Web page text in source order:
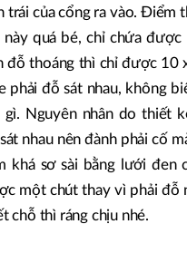
trái của cổng ra vào. Điểm
này quá bé, chỉ chứa
đỗ thoáng thì chỉ được 10
phải đỗ sát nhau, không
Nguyên nhân do thiết
nhau nên đành phải cố
khá sơ sài bằng lưới đen
một chút thay vì phải đỗ
chỗ thì ráng chịu nhé.